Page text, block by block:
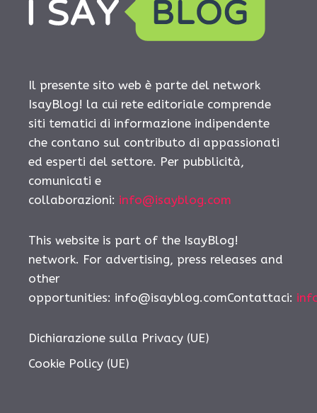
Il presente sito web è parte del network
IsayBlog! la cui rete editoriale comprende
siti tematici di informazione indipendente
che contano sul contributo di appassionati
ed esperti del settore. Per pubblicità,
comunicati e
collaborazioni: info@isayblog.com
This website is part of the IsayBlog!
network. For advertising, press releases and
other
opportunities: info@isayblog.comContattaci:
Dichiarazione sulla Privacy (UE)
Cookie Policy (UE)